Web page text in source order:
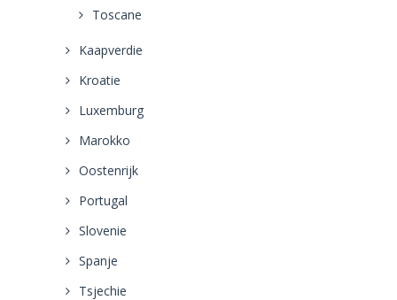
Toscane
Kaapverdie
Kroatie
Luxemburg
Marokko
Oostenrijk
Portugal
Slovenie
Spanje
Tsjechie